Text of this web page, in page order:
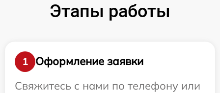
Этапы работы
1
Оформление заявки
Свяжитесь с нами по телефону или